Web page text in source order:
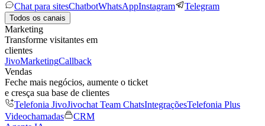
Chat para sitesChatbotWhatsAppInstagram Telegram
Todos os canais
Marketing
Transforme visitantes em
clientes
JivoMarketingCallback
Vendas
Feche mais negócios, aumente o ticket
e cresça sua base de clientes
Telefonia JivoJivochat Team ChatsIntegraçõesTelefonia Plus
Videochamadas
CRM